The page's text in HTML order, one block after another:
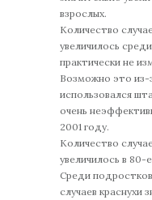
взрослых.
Количество
увеличилось
практически не
Возможно это из-
использовался
очень
2001 году.
Количество
увеличилось в 80-
Среди
случаев краснухи